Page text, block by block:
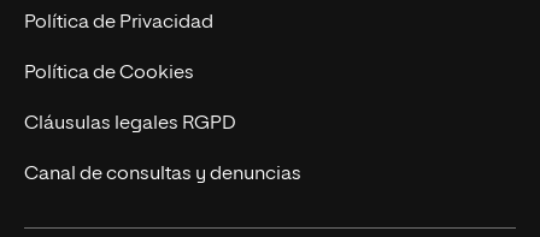
Postgrados
Cursos Universitarios
Trabaja en UNIR
Actualidad
UNIR Revista
Eventos
Política de Privacidad
Política de Cookies
Cláusulas legales RGPD
Canal de consultas y denuncias